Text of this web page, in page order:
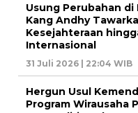
Usung Perubahan di
Kang Andhy
Kesejahteraan
Internasional
31 Juli 2026 | 22:04 WIB
Hergun Usul
Program Wirausaha